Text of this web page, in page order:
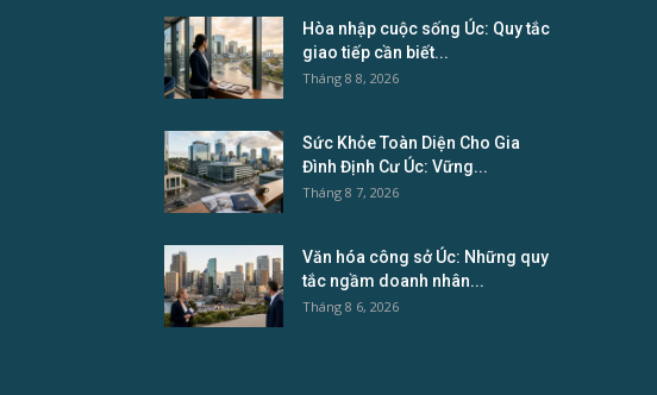
Hòa nhập cuộc sống Úc: Quy tắc
giao tiếp cần biết...
Tháng 8 8, 2026
Sức Khỏe Toàn Diện Cho Gia
Đình Định Cư Úc: Vững...
Tháng 8 7, 2026
Văn hóa công sở Úc: Những quy
tắc ngầm doanh nhân...
Tháng 8 6, 2026